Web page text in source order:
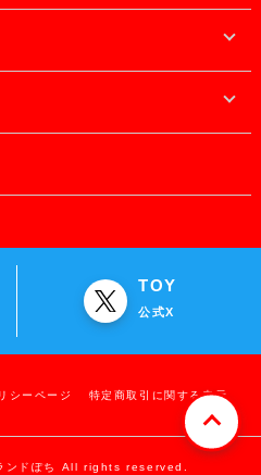
TOY
公式X
シーページ 特定商取引に関する表示
ンドぽち All rights reserved.